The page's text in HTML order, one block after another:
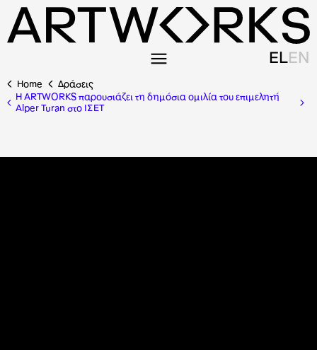
ELEN
Home
Δράσεις
Η ARTWORKS παρουσιάζει τη δημόσια ομιλία του επιμελητή
Alper Turan στο ΙΣΕΤ